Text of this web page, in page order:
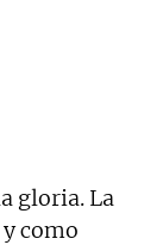
gloria. La
como